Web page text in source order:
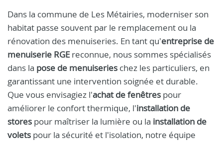
Dans la commune de Les Métairies, moderniser son
habitat passe souvent par le remplacement ou la
rénovation des menuiseries. En tant qu'entreprise de
menuiserie RGEreconnue, nous sommes spécialisés
dans la pose de menuiseries chez les particuliers, en
garantissant une intervention soignée et durable.
Que vous envisagiez l'achat de fenêtres pour
améliorer le confort thermique, l'installation de
stores pour maîtriser la lumière ou la installation de
volets pour la sécurité et l'isolation, notre équipe